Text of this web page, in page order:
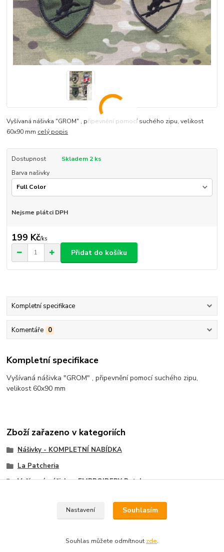
Vyšívaná nášivka "GROM" , připevnění pomocí suchého zipu, velikost
60x90 mm celý popis
Dostupnost
Skladem 2 ks
Barva našivky
Nejsme plátci DPH
199 Kč/ks
Přidat do košíku
Kompletní specifikace
Komentáře 0
Kompletní specifikace
Vyšívaná nášivka "GROM" , připevnění pomocí suchého zipu,
velikost 60x90 mm
Zboží zařazeno v kategoriích
Nášivky - KOMPLETNÍ NABÍDKA
La Patcheria
Vyšívané nášivky - EMBROIDERY Patch
Airborne - Special Force - SWAT - Recon
Nastavení Souhlasím
Souhlas můžete odmítnout zde.